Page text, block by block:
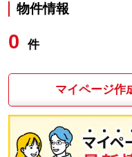
物件情報
0 件
マイページ作